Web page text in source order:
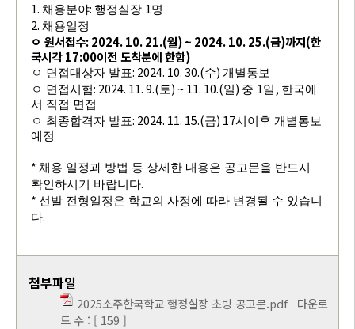
1. 채용분야: 행정실장 1명
2. 채용일정
ㅇ 원서접수: 2024. 10. 21.(월) ~ 2024. 10. 25.(금)까지(한
국시각17:00이전 도착분에 한함)
ㅇ 면접대상자 발표: 2024. 10. 30.(수) 개별통보
ㅇ 면접시험: 2024. 11. 9.(토) ~ 11. 10.(일) 중 1일 , 한국에
서 직접 면접
ㅇ 최종합격자 발표: 2024. 11. 15.(금) 17시이후 개별통보
예정
* 채용 일정과 방법 등 상세한 내용은 공고문을 반드시
확인하시기 바랍니다.
* 선발 전형일정은 학교의 사정에 따라 변경될 수 있습니
다.
첨부파일
2025소주한국학교 행정실장 초빙 공고문.pdf다운로
드 수 : [ 159 ]